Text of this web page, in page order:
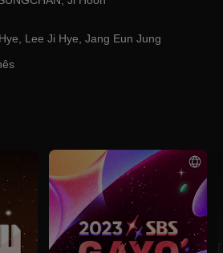
Lee Ji Hye Jang Eun Jung